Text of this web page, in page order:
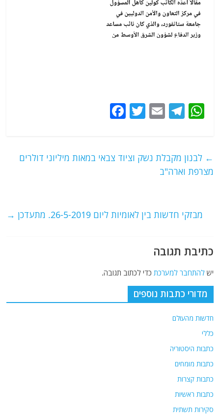
W
s
A
T
g
ra
E
l
T
er
e
k
← לבנון מקבלת נשק וציוד צבאי במאות מיליוני דולרים
מצרפת וארה"ב
מבזקי חדשות בין לאומיות ליום 26-5-2019. מתעדכן →
כתיבת תגובה
ישלהתחבר למערכת כדי לכתוב תגובה.
מדורי כתבות נוספים
חדשות מהעולם
כללי
כתבות היסטוריה
כתבות מומחים
כתבות קצרות
כתבות ראשיות
סקירות תשתית